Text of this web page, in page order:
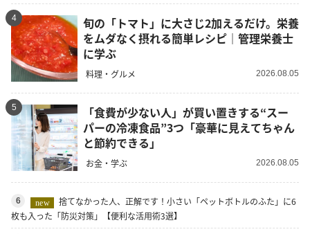
4
旬の「トマト」に大さじ2加えるだけ。栄養
をムダなく摂れる簡単レシピ｜管理栄養士
に学ぶ
料理・グルメ 2026.08.05
5
「食費が少ない人」が買い置きする“スー
パーの冷凍食品”3つ「豪華に見えてちゃん
と節約できる」
お金・学ぶ 2026.08.05
6 new
捨てなかった人、正解です！小さい「ペットボトルのふた」に6
枚も入った「防災対策」【便利な活用術3選】